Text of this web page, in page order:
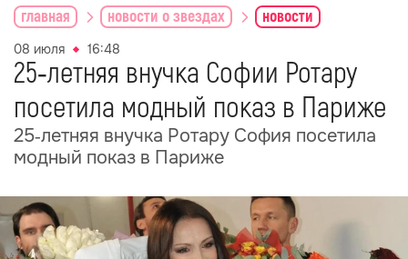
главная новости о звездах новости
08 июля 16:48
25‑летняя внучка Софии Ротару
посетила модный показ в Париже
25‑летняя внучка Ротару София посетила
модный показ в Париже